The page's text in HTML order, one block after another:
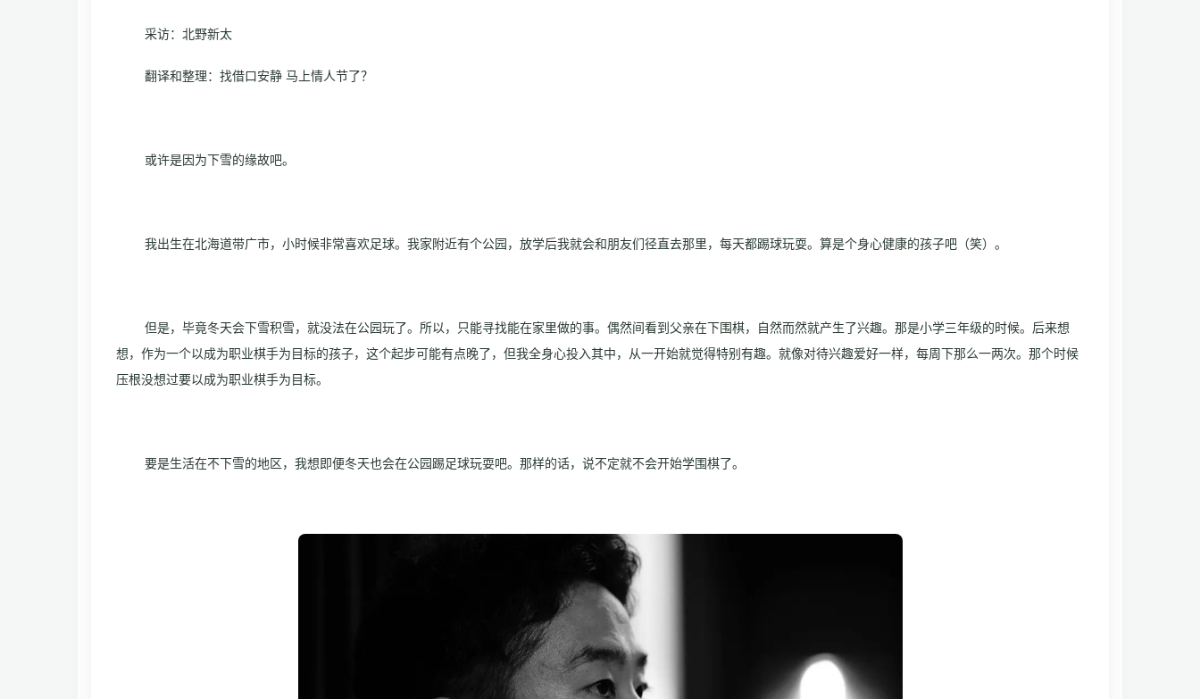
采访：北野新太
翻译和整理：找借口安静 马上情人节了？
或许是因为下雪的缘故吧。
我出生在北海道带广市，小时候非常喜欢足球。我家附近有个公园，放学后我就会和朋友们径直去那里，每天都踢球玩耍。算是个身心健康的孩子吧（笑）。
但是，毕竟冬天会下雪积雪，就没法在公园玩了。所以，只能寻找能在家里做的事。偶然间看到父亲在下围棋，自然而然就产生了兴趣。那是小学三年级的时候。后来想
想，作为一个以成为职业棋手为目标的孩子，这个起步可能有点晚了，但我全身心投入其中，从一开始就觉得特别有趣。就像对待兴趣爱好一样，每周下那么一两次。那个时候
压根没想过要以成为职业棋手为目标。
要是生活在不下雪的地区，我想即便冬天也会在公园踢足球玩耍吧。那样的话，说不定就不会开始学围棋了。